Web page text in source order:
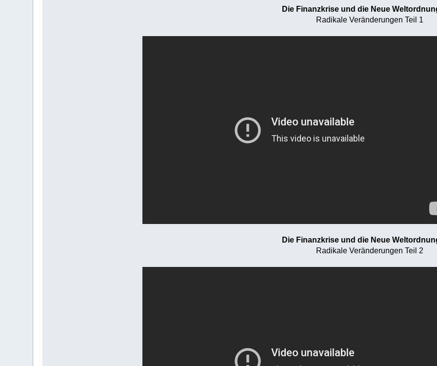
Die Finanzkrise und die Neue
Radikale Veränderungen Teil 1
Die Finanzkrise und die Neue
Radikale Veränderungen Teil 2